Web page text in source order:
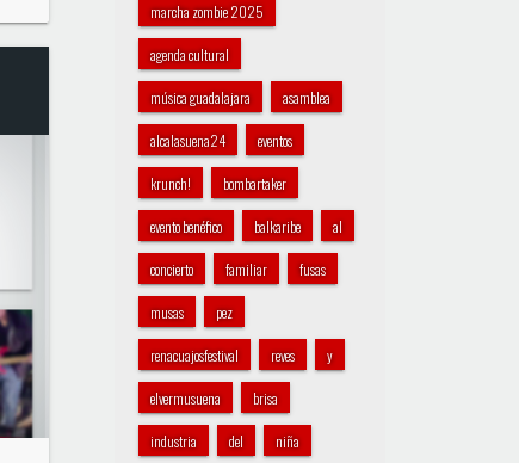
marcha zombie 2025
agenda cultural
música guadalajara asamblea
alcalasuena24 eventos
krunch! bombartaker
evento benéfico balkaribe al
concierto familiar fusas
musas pez
renacuajosfestival reves y
elvermusuena brisa
industria del niña